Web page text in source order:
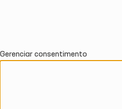
Gerenciar consentimento